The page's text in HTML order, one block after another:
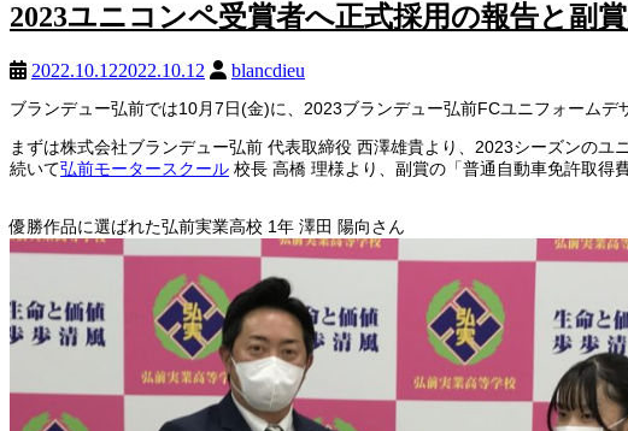
2023ユニコンペ受賞者へ正式採用の報告と副
2022.10.122022.10.12 blancdieu
ブランデュー弘前では10月7日(金)に、2023ブランデュー弘前FCユニフォーム
まずは株式会社ブランデュー弘前 代表取締役 西澤雄貴より、2023シーズンの
続いて弘前モータースクール 校長 高橋 理様より、副賞の「普通自動車免許取得
優勝作品に選ばれた弘前実業高校 1年 澤田 陽向さん